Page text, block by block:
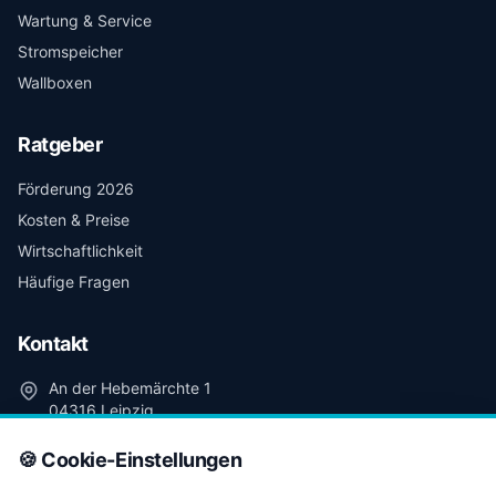
Wartung & Service
Stromspeicher
Wallboxen
Ratgeber
Förderung 2026
Kosten & Preise
Wirtschaftlichkeit
Häufige Fragen
Kontakt
An der Hebemärchte 1
04316 Leipzig
🍪 Cookie-Einstellungen